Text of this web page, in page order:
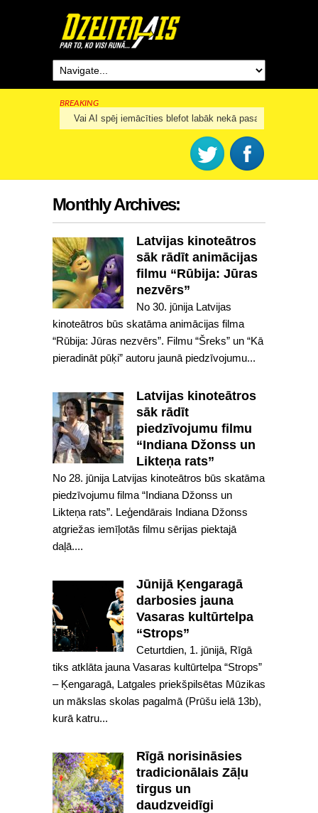
BREAKING
Rīga šogad svinēs 825. dzimšanas dienu
Monthly Archives:
Latvijas kinoteātros
sāk rādīt animācijas
filmu “Rūbija: Jūras
nezvērs”
No 30. jūnija Latvijas
kinoteātros būs skatāma animācijas filma
“Rūbija: Jūras nezvērs”. Filmu “Šreks” un “Kā
pieradināt pūķi” autoru jaunā piedzīvojumu...
Latvijas kinoteātros
sāk rādīt
piedzīvojumu filmu
“Indiana Džonss un
Likteņa rats”
No 28. jūnija Latvijas kinoteātros būs skatāma
piedzīvojumu filma “Indiana Džonss un
Likteņa rats”. Leģendārais Indiana Džonss
atgriežas iemīļotās filmu sērijas piektajā
daļā....
Jūnijā Ķengaragā
darbosies jauna
Vasaras kultūrtelpa
“Strops”
Ceturtdien, 1. jūnijā, Rīgā
tiks atklāta jauna Vasaras kultūrtelpa “Strops”
– Ķengaragā, Latgales priekšpilsētas Mūzikas
un mākslas skolas pagalmā (Prūšu ielā 13b),
kurā katru...
Rīgā norisināsies
tradicionālais Zāļu
tirgus un
daudzveidīgi